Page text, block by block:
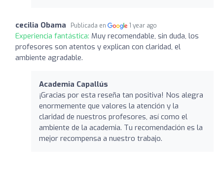
cecilia Obama Publicada en 1 year ago
Experiencia fantástica: Muy recomendable, sin duda, los
profesores son atentos y explican con claridad, el
ambiente agradable.
Academia Capallús
¡Gracias por esta reseña tan positiva! Nos alegra
enormemente que valores la atención y la
claridad de nuestros profesores, así como el
ambiente de la academia. Tu recomendación es la
mejor recompensa a nuestro trabajo.